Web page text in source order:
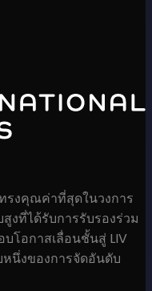
รงคุณค่าที่สุดในวงการ
งที่ได้รับการรับรองร่วม
บโอกาสเลื่อนชั้นสู่ LIV
นึ่งของการจัดอันดับ